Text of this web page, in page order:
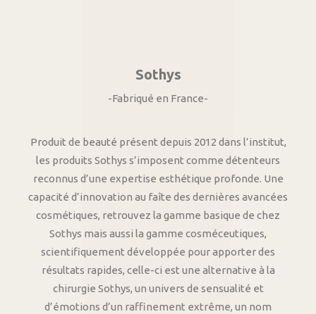
Sothys
-Fabriqué en France-
Produit de beauté présent depuis 2012 dans l’institut,
les produits Sothys s’imposent comme détenteurs
reconnus d’une expertise esthétique profonde. Une
capacité d’innovation au faîte des dernières avancées
cosmétiques, retrouvez la gamme basique de chez
Sothys mais aussi la gamme cosméceutiques,
scientifiquement développée pour apporter des
résultats rapides, celle-ci est une alternative à la
chirurgie Sothys, un univers de sensualité et
d’émotions d’un raffinement extrême, un nom